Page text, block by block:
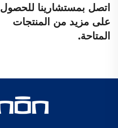
اتصل بمستشارينا للحصول
على مزيد من المنتجات
المتاحة.